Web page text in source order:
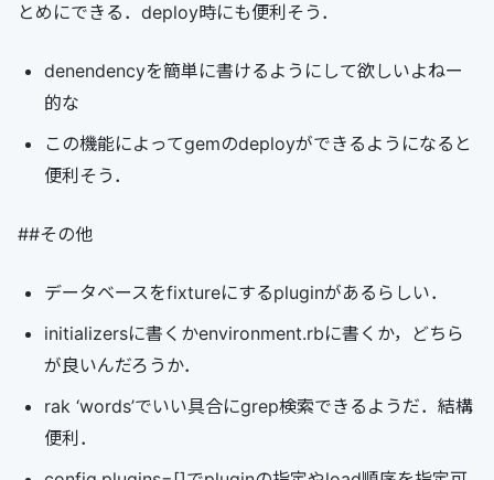
とめにできる．deploy時にも便利そう．
denendencyを簡単に書けるようにして欲しいよねー
的な
この機能によってgemのdeployができるようになると
便利そう．
##その他
データベースをfixtureにするpluginがあるらしい．
initializersに書くかenvironment.rbに書くか，どちら
が良いんだろうか．
rak ‘words’でいい具合にgrep検索できるようだ．結構
便利．